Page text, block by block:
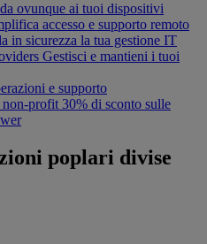
ovunque ai tuoi dispositivi
accesso e supporto remoto
in sicurezza la tua gestione IT
Gestisci e mantieni i tuoi
e supporto
non-profit 30% di sconto sulle
poplari divise